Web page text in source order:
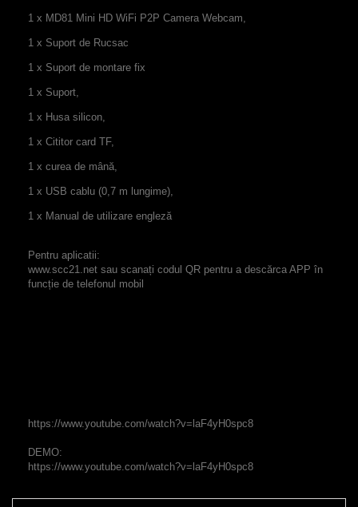
1 x MD81 Mini HD WiFi P2P Camera Webcam,
1 x Suport de Rucsac
1 x Suport de montare fix
1 x Suport,
1 x Husa silicon,
1 x Cititor card TF,
1 x curea de mână,
1 x USB cablu (0,7 m lungime),
1 x Manual de utilizare engleză
Pentru aplicatii:
www.scc21.net sau scanați codul QR pentru a descărca APP în
funcție de telefonul mobil
https://www.youtube.com/watch?v=laF4yH0spc8
DEMO:
https://www.youtube.com/watch?v=laF4yH0spc8